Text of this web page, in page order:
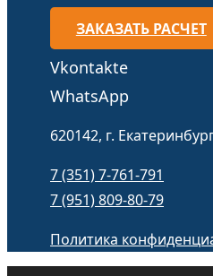
ЗАКАЗАТЬ РАСЧЕТ
Vkontakte
WhatsApp
620142, г.
7 (351) 7-761-791
7 (951) 809-80-79
Политика